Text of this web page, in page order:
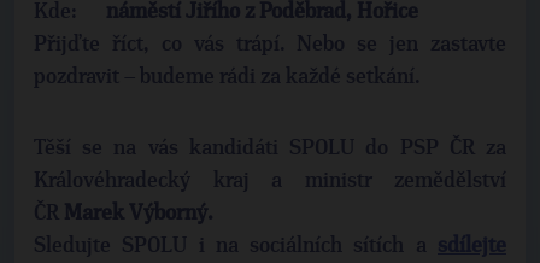
Kde: náměstí Jiřího z Poděbrad, Hořice
Přijďte říct, co vás trápí. Nebo se jen zastavte
pozdravit – budeme rádi za každé setkání.
Těší se na vás kandidáti SPOLU do PSP ČR za
Královéhradecký kraj a ministr zemědělství
ČR Marek Výborný.
Sledujte SPOLU i na sociálních sítích a